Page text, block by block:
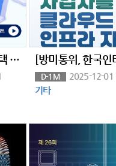
[KDT] 관악구 신림 자바 풀스택 & 생성형AI 서비스개발 기업 프로젝트 완성 과정 6기 훈련생 모집
D-1M
2025-12-
기타